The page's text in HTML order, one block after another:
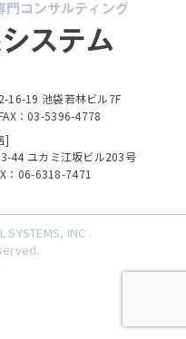
16-19 池袋若林ビル7F
：03-5396-4778
]
44 ユカミ江坂ビル203号
：06-6318-7471
INC .